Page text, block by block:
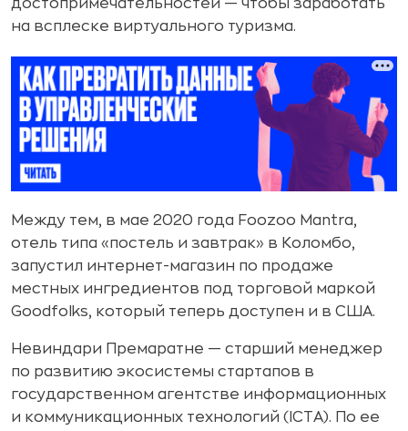
достопримечательностей — чтобы заработать
на всплеске виртуального туризма.
Между тем, в мае 2020 года Foozoo Mantra,
отель типа «постель и завтрак» в Коломбо,
запустил интернет-магазин по продаже
местных ингредиентов под торговой маркой
Goodfolks, который теперь доступен и в США.
Невиндари Премаратне — старший менеджер
по развитию экосистемы стартапов в
государственном агентстве информационных
и коммуникационных технологий (ICTA). По ее